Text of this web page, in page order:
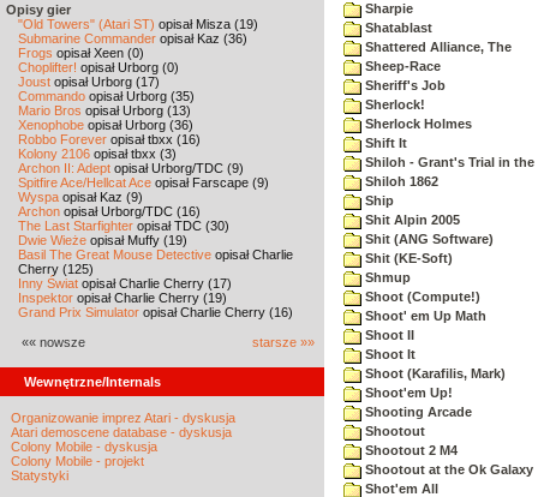
Opisy gier
"Old Towers" (Atari ST) opisał Misza (19)
Submarine Commander opisał Kaz (36)
Frogs opisał Xeen (0)
Choplifter! opisał Urborg (0)
Joust opisał Urborg (17)
Commando opisał Urborg (35)
Mario Bros opisał Urborg (13)
Xenophobe opisał Urborg (36)
Robbo Forever opisał tbxx (16)
Kolony 2106 opisał tbxx (3)
Archon II: Adept opisał Urborg/TDC (9)
Spitfire Ace/Hellcat Ace opisał Farscape (9)
Wyspa opisał Kaz (9)
Archon opisał Urborg/TDC (16)
The Last Starfighter opisał TDC (30)
Dwie Wieże opisał Muffy (19)
Basil The Great Mouse Detective opisał Charlie
Cherry (125)
Inny Świat opisał Charlie Cherry (17)
Inspektor opisał Charlie Cherry (19)
Grand Prix Simulator opisał Charlie Cherry (16)
«« nowsze starsze »»
Wewnętrzne/Internals
Organizowanie imprez Atari - dyskusja
Atari demoscene database - dyskusja
Colony Mobile - dyskusja
Colony Mobile - projekt
Statystyki
Sharpie
Shatablast
Shattered Alliance, The
Sheep-Race
Sheriff's Job
Sherlock!
Sherlock Holmes
Shift It
Shiloh - Grant's Trial in the
Shiloh 1862
Ship
Shit Alpin 2005
Shit (ANG Software)
Shit (KE-Soft)
Shmup
Shoot (Compute!)
Shoot' em Up Math
Shoot II
Shoot It
Shoot (Karafilis, Mark)
Shoot'em Up!
Shooting Arcade
Shootout
Shootout 2 M4
Shootout at the Ok Galaxy
Shot'em All